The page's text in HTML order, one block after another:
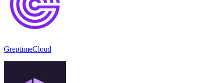
GreptimeCloud